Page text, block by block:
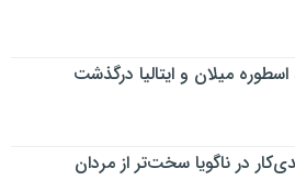
اسطوره میلان و ایتالیا درگذشت
در ناگویا سخت‌تر از مردان